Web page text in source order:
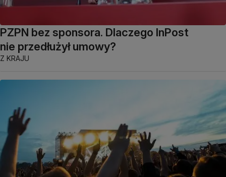
PZPN bez sponsora. Dlaczego InPost
nie przedłużył umowy?
Z KRAJU